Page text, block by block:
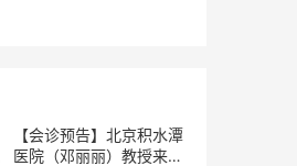
【会诊预告】北京积水潭
医院（邓丽丽）教授来西